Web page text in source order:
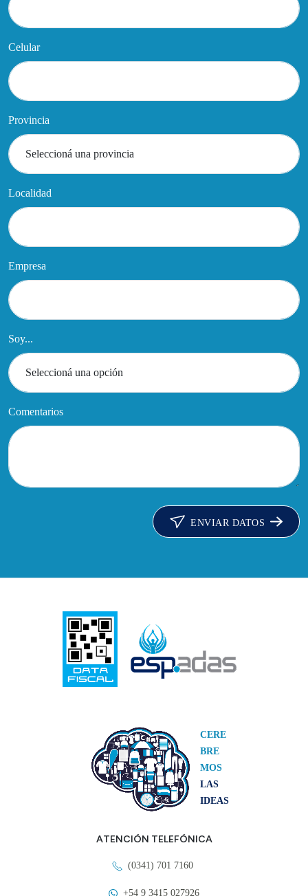
Celular
Provincia
Localidad
Empresa
Soy...
Comentarios
ENVIAR DATOS
CERE
BRE
MOS
LAS
IDEAS
ATENCIÓN TELEFÓNICA
(0341) 701 7160
+54 9 3415 027926